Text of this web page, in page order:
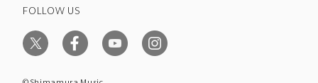
FOLLOW US